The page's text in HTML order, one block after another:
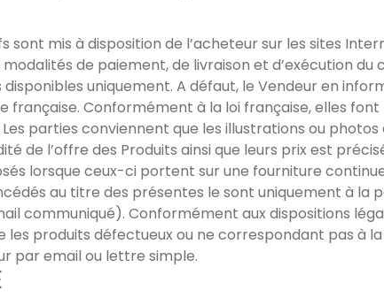
mis à disposition de l’acheteur sur les sites
de paiement, de livraison et d’exécution du
uniquement. A défaut, le Vendeur en
Conformément à la loi française, elles font
parties conviennent que les illustrations ou photos
de l’offre des Produits ainsi que leurs prix est
lorsque ceux-ci portent sur une fourniture
au titre des présentes le sont uniquement à la
communiqué). Conformément aux dispositions
produits défectueux ou ne correspondant pas à la
par email ou lettre simple.